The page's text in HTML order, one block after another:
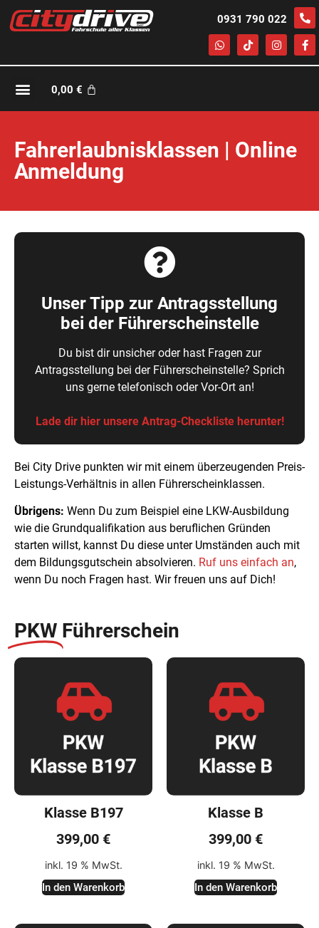
0931 790 022
0,00 €
Fahrerlaubnisklassen | Online
Anmeldung
Unser Tipp zur Antragsstellung
bei der Führerscheinstelle
Du bist dir unsicher oder hast Fragen zur
Antragsstellung bei der Führerscheinstelle? Sprich
uns gerne telefonisch oder Vor-Ort an!
Lade dir hier unsere Antrag-Checkliste herunter!
Bei City Drive punkten wir mit einem überzeugenden Preis-
Leistungs-Verhältnis in allen Führerscheinklassen.
Übrigens: Wenn Du zum Beispiel eine LKW-Ausbildung
wie die Grundqualifikation aus beruflichen Gründen
starten willst, kannst Du diese unter Umständen auch mit
dem Bildungsgutschein absolvieren. Ruf uns einfach an,
wenn Du noch Fragen hast. Wir freuen uns auf Dich!
PKW Führerschein
Klasse B197
399,00 €
inkl. 19 % MwSt.
In den Warenkorb
Klasse B
399,00 €
inkl. 19 % MwSt.
In den Warenkorb